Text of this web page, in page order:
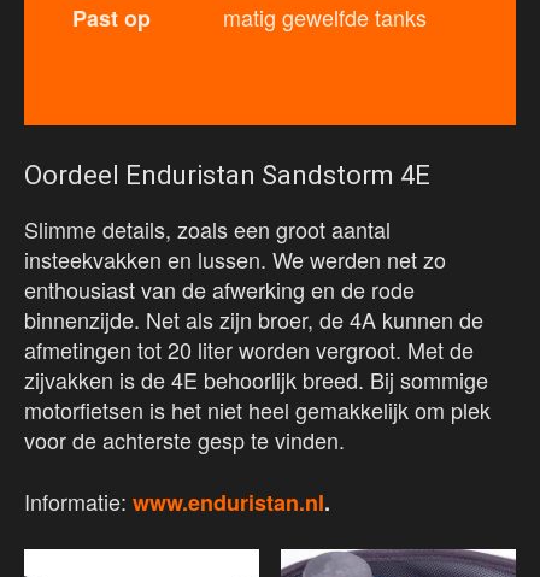
Past op matig gewelfde tanks
Oordeel Enduristan Sandstorm 4E
Slimme details, zoals een groot aantal
insteekvakken en lussen. We werden net zo
enthousiast van de afwerking en de rode
binnenzijde. Net als zijn broer, de 4A kunnen de
afmetingen tot 20 liter worden vergroot. Met de
zijvakken is de 4E behoorlijk breed. Bij sommige
motorfietsen is het niet heel gemakkelijk om plek
voor de achterste gesp te vinden.
Informatie: www.enduristan.nl.